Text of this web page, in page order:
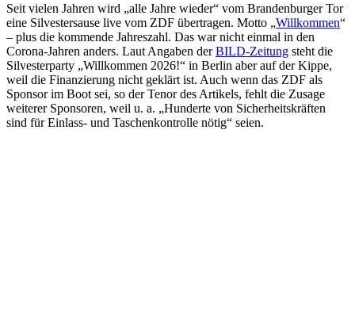
Seit vielen Jahren wird „alle Jahre wieder“ vom Brandenburger Tor
eine Silvestersause live vom ZDF übertragen. Motto „Willkommen“
– plus die kommende Jahreszahl. Das war nicht einmal in den
Corona-Jahren anders. Laut Angaben derBILD-Zeitung steht die
Silvesterparty „Willkommen 2026!“ in Berlin aber auf der Kippe,
weil die Finanzierung nicht geklärt ist. Auch wenn das ZDF als
Sponsor im Boot sei, so der Tenor des Artikels, fehlt die Zusage
weiterer Sponsoren, weil u. a. „Hunderte von Sicherheitskräften
sind für Einlass- und Taschenkontrolle nötig“ seien.